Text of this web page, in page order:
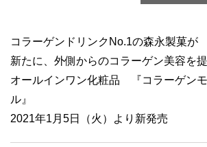
コラーゲンドリンクNo.1の森永製菓が
新たに、外側からのコラーゲン美容を提
オールインワン化粧品 『コラーゲン
ル』
2021年1月5日（火）より新発売